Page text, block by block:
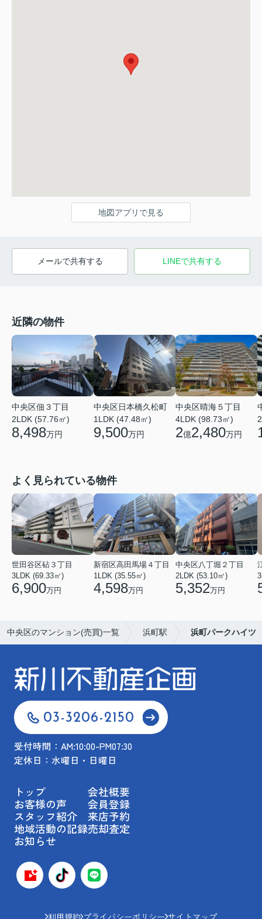
地図アプリで見る
メールで共有する LINEで共有する
近隣の物件
中央区佃３丁目
2LDK (57.76㎡)
8,498万円
中央区日本橋久松町
1LDK (47.48㎡)
9,500万円
中央区晴海５丁目
4LDK (98.73㎡)
2億2,480万円
よく見られている物件
世田谷区砧３丁目
3LDK (69.33㎡)
6,900万円
新宿区高田馬場４丁目
1LDK (35.55㎡)
4,598万円
中央区八丁堀２丁目
2LDK (53.10㎡)
5,352万円
中央区のマンション(売買)一覧 浜町駅 浜町パークハイツ
03-3206-2150
受付時間：AM:10:00-PM07:30
定休日：水曜日・日曜日
トップ
お客様の声
スタッフ紹介
地域活動の記録
お知らせ
会社概要
会員登録
来店予約
売却査定
利用規約 プライバシーポリシー サイトマップ